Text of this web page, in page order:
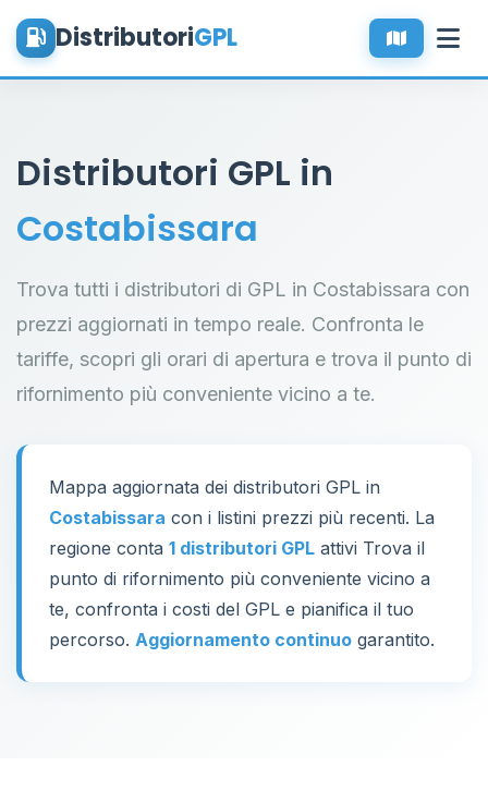
DistributoriGPL
Distributori GPL in
Costabissara
Trova tutti i distributori di GPL in Costabissara con
prezzi aggiornati in tempo reale. Confronta le
tariffe, scopri gli orari di apertura e trova il punto di
rifornimento più conveniente vicino a te.
Mappa aggiornata dei distributori GPL in
Costabissara con i listini prezzi più recenti. La
regione conta 1 distributori GPL attivi Trova il
punto di rifornimento più conveniente vicino a
te, confronta i costi del GPL e pianifica il tuo
percorso. Aggiornamento continuo garantito.